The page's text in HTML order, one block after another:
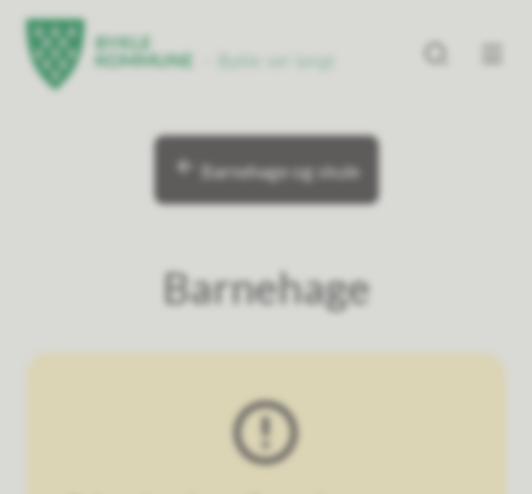
Bykle kommune
Barnehage og skule
Barnehage